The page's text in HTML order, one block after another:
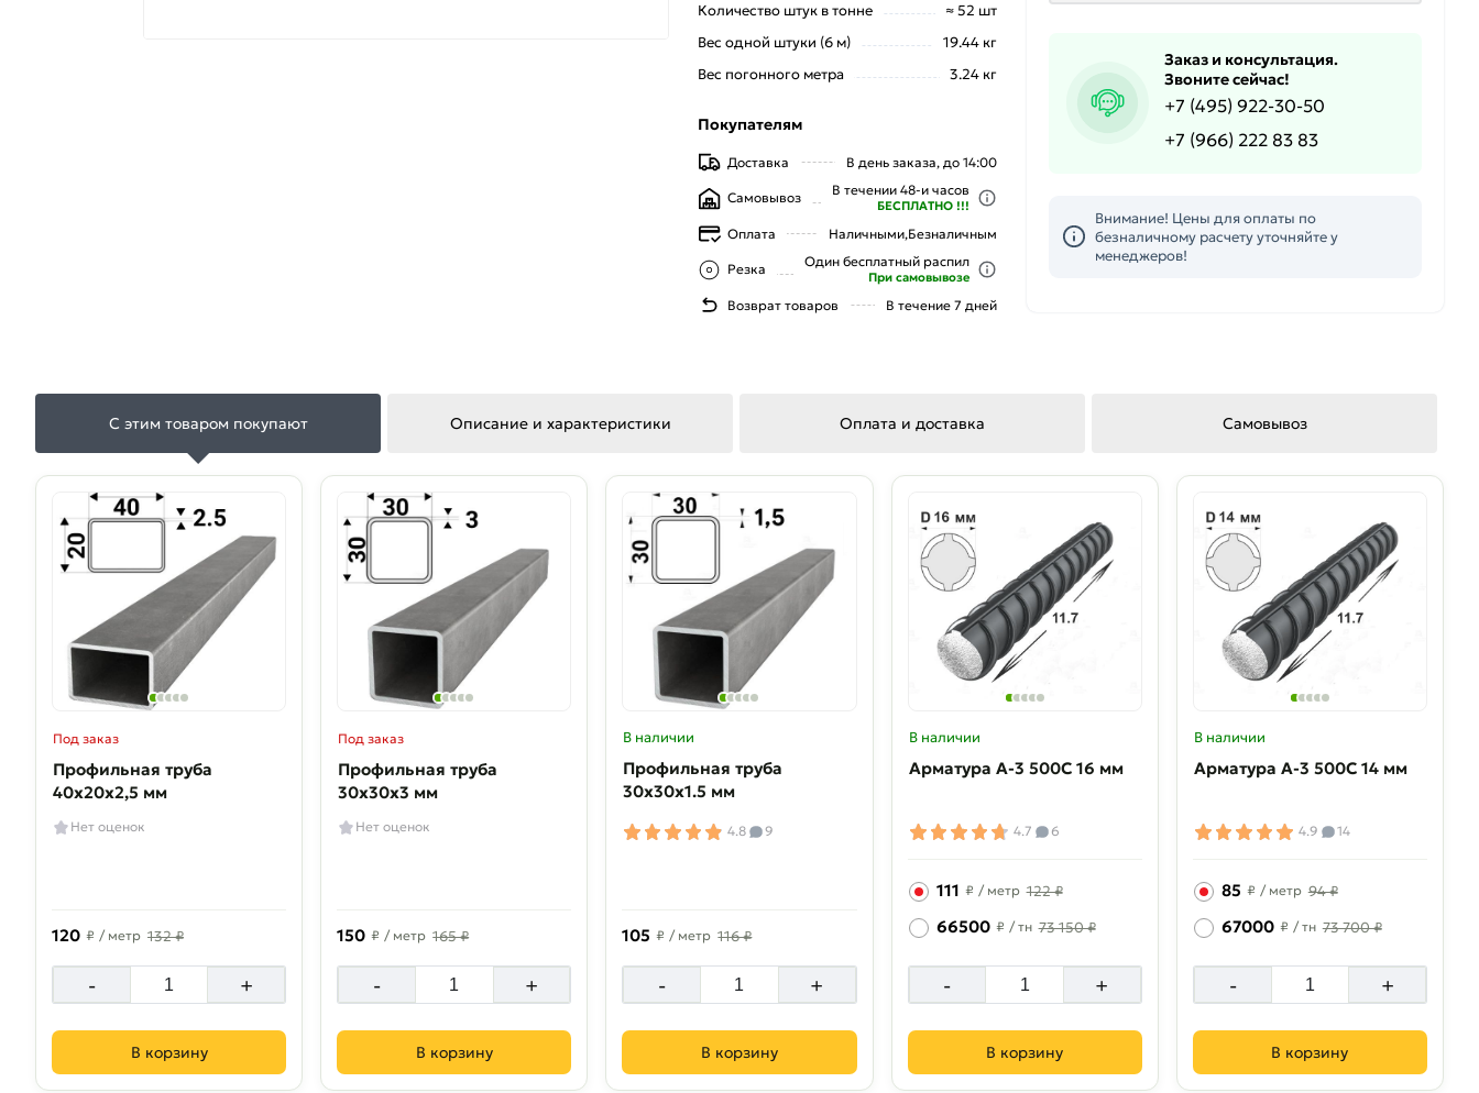
Заказ и консультация.
Звоните сейчас!
+7 (495) 922-30-50
+7 (966) 222 83 83
Внимание! Цены для оплаты по
безналичному расчету уточняйте у
менеджеров!
Количество штук в тонне
≈ 52 шт
Вес одной штуки (6 м)
19.44 кг
Вес погонного метра
3.24 кг
Покупателям
Доставка В день заказа, до 14:00
Самовывоз В течении 48-и часов
БЕСПЛАТНО !!!
Оплата Наличными,Безналичным
Резка Один бесплатный распил
При самовывозе
Возврат товаров В течение 7 дней
С этим товаром покупают Описание и характеристики Оплата и доставка Самовывоз
Под заказ
Профильная труба
40х20х2,5 мм
Нет оценок
120 ₽ / метр 132 ₽
- +
В корзину
Под заказ
Профильная труба
30х30х3 мм
Нет оценок
150 ₽ / метр 165 ₽
- +
В корзину
В наличии
Профильная труба
30х30х1.5 мм
4.8 9
105 ₽ / метр 116 ₽
- +
В корзину
В наличии
Арматура A-3 500C 16 мм
4.7 6
111 ₽ / метр 122 ₽
66500 ₽ / тн 73 150 ₽
- +
В корзину
В наличии
Арматура A-3 500C 14 мм
4.9 14
85 ₽ / метр 94 ₽
67000 ₽ / тн 73 700 ₽
- +
В корзину